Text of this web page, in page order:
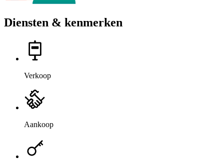
Diensten & kenmerken
Verkoop
Aankoop